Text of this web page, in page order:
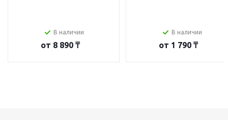
В наличии
от 8 890 ₸
В наличии
от 1 790 ₸